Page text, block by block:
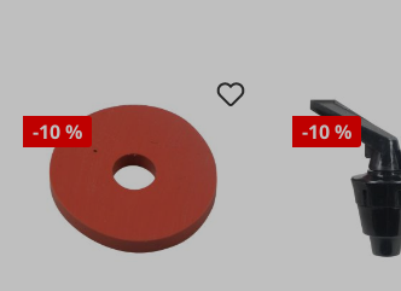
-10 % -10 %